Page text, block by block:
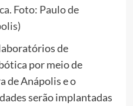
Foto: Paulo de
de
por meio de
de Anápolis e o
serão implantadas